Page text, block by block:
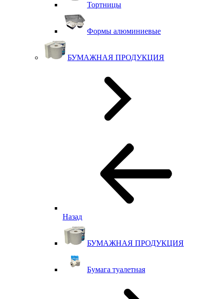
Тортницы
Формы алюминиевые
БУМАЖНАЯ ПРОДУКЦИЯ
Назад
БУМАЖНАЯ ПРОДУКЦИЯ
Бумага туалетная